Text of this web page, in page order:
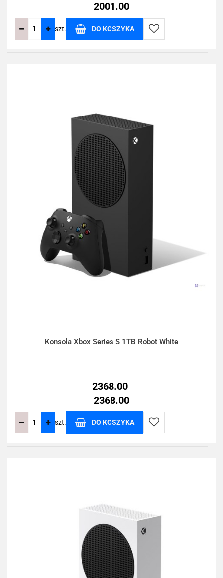
2001.00
szt. DO KOSZYKA
Do
Konsola Xbox Series S 1TB Robot White
2368.00
2368.00
szt. DO KOSZYKA
Do